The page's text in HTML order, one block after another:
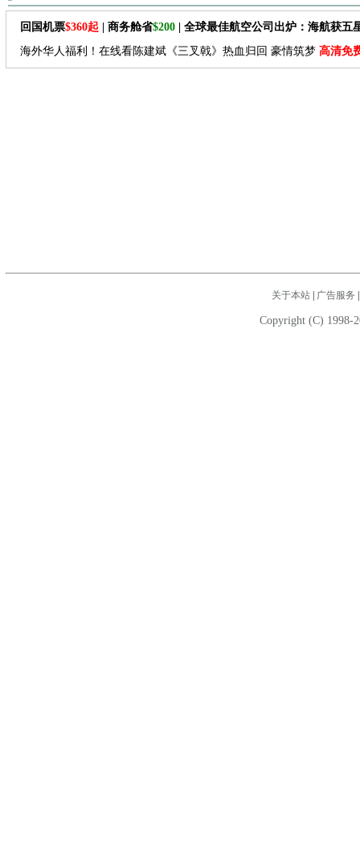
回国机票$360起 | 商务舱省$200 | 全球最佳航空公司出炉：海航获五
海外华人福利！在线看陈建斌《三叉戟》热血归回 豪情筑梦 高清免
关于本站| 广告服务
Copyright (C) 1998-